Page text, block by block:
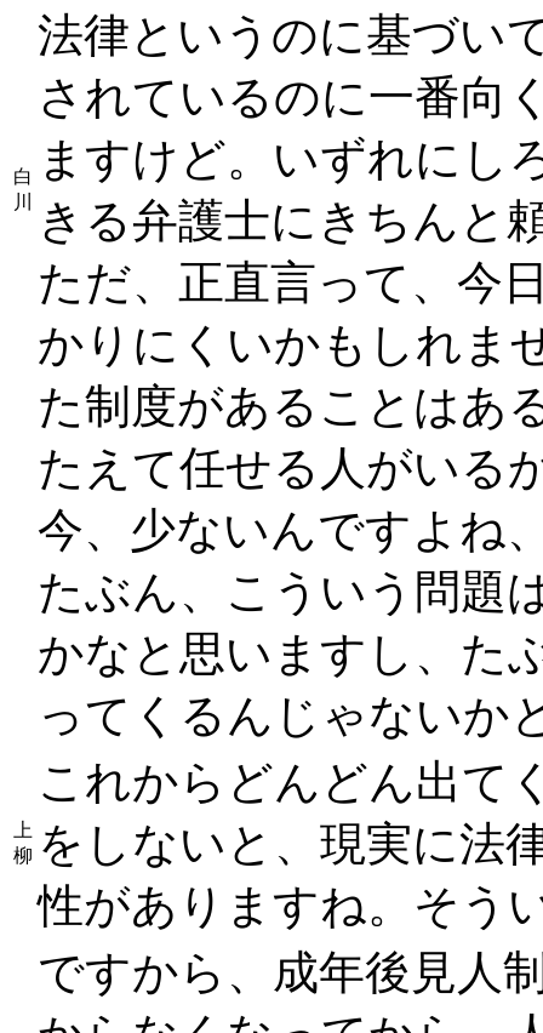
白
川
法律というのに基づい
されているのに一番向
ますけど。いずれにし
きる弁護士にきちんと
ただ、正直言って、今
かりにくいかもしれま
た制度があることはあ
たえて任せる人がいる
今、少ないんですよね
たぶん、こういう問題
かなと思いますし、た
ってくるんじゃないか
上
柳
これからどんどん出て
をしないと、現実に法
性がありますね。そう
ですから、成年後見人